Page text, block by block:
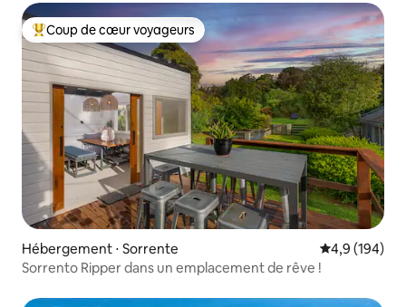
Coups de cœur voyageurs les plus appréciés
Coup de cœur voyageurs
Hébergement ⋅ Sorrente Évaluation
4,9 (194)
Sorrento Ripper dans un emplacement de rêve !